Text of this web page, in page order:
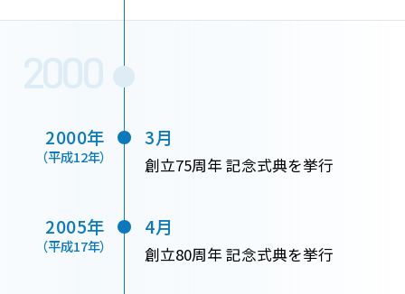
2000
2000年
（平成12年）
3月
創立75周年 記念式典を挙行
2005年
（平成17年）
4月
創立80周年 記念式典を挙行